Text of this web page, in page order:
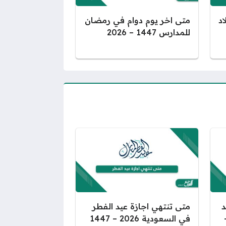
متى اخر يوم دوام في رمضان
للمدارس 1447 – 2026
–
متى تنتهي اجازة عيد الفطر
في السعودية 2026 – 1447